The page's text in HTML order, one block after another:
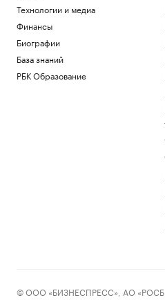
Технологии и медиа
Финансы
Биографии
База знаний
РБК Образование
© ООО «БИЗНЕСПРЕСС», АО